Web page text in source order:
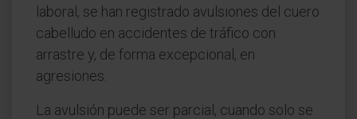
laboral, se han registrado avulsiones del cuero
cabelludo en accidentes de tráfico con
arrastre y, de forma excepcional, en
agresiones.
La avulsión puede ser parcial, cuando solo se